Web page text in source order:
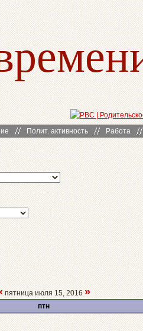
Полит. активность Работа
пятница июля 15, 2016»
птн